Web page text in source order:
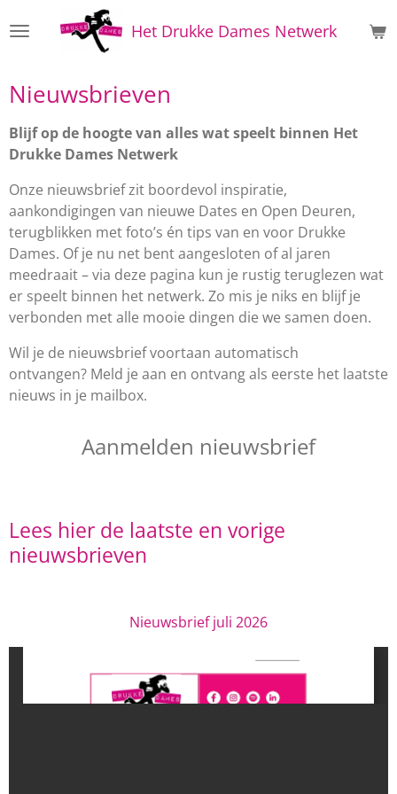
direct
hoofdinhoud
Het Drukke Dames Netwerk
Nieuwsbrieven
Blijf op de hoogte van alles wat speelt binnen Het
Drukke Dames Netwerk
Onze nieuwsbrief zit boordevol inspiratie,
aankondigingen van nieuwe Dates en Open Deuren,
terugblikken met foto’s én tips van en voor Drukke
Dames. Of je nu net bent aangesloten of al jaren
meedraait – via deze pagina kun je rustig teruglezen wat
er speelt binnen het netwerk. Zo mis je niks en blijf je
verbonden met alle mooie dingen die we samen doen.
Wil je de nieuwsbrief voortaan automatisch
ontvangen? Meld je aan en ontvang als eerste het laatste
nieuws in je mailbox.
Aanmelden nieuwsbrief
Lees hier de laatste en vorige
nieuwsbrieven
Nieuwsbrief juli 2026